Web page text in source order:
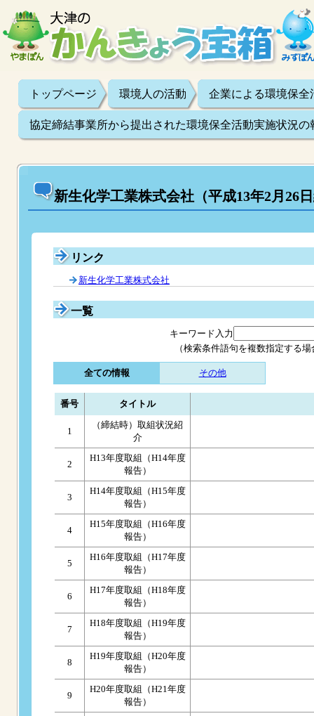
トップページ 環境人の活動 企業による環境保全
協定締結事業所から提出された環境保全活動実施状況の
新生化学工業株式会社（平成13年2月26
リンク
新生化学工業株式会社
一覧
キーワード入力
（検索条件語句を複数指定する
全ての情報 その他
番号 タイトル
1
（締結時）取組状況紹
介
2
H13年度取組（H14年度
報告）
3
H14年度取組（H15年度
報告）
4
H15年度取組（H16年度
報告）
5
H16年度取組（H17年度
報告）
6
H17年度取組（H18年度
報告）
7
H18年度取組（H19年度
報告）
8
H19年度取組（H20年度
報告）
9
H20年度取組（H21年度
報告）